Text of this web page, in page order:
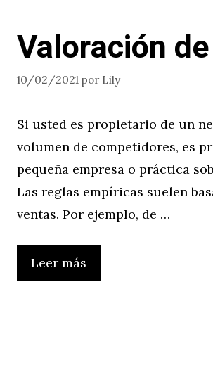
Valoración
10/02/2021 por Lily
Si usted es propietario de un
volumen de competidores, es
pequeña empresa o práctica
Las reglas empíricas suelen
ventas. Por ejemplo, de …
Leer más